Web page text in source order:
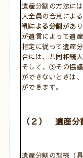
遺産分割の方法に
人全員の合意による
判による分割があ
が遺言によって遺
指定に従って遺産
合には、共同相続
そして、③その協
ができないときは
ができます。
（２） 遺産分
遺産分割の態様（